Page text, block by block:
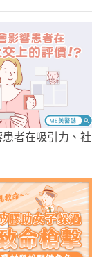
者在吸引力、社